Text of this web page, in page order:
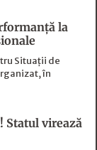
la
Situații de
în
Statul virează